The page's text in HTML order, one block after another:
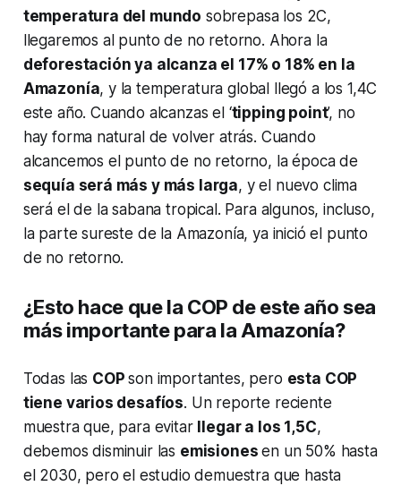
temperatura del mundo sobrepasa los 2C,
llegaremos al punto de no retorno. Ahora la
deforestación ya alcanza el 17% o 18% en la
Amazonía, y la temperatura global llegó a los 1,4C
este año. Cuando alcanzas el ‘tipping point’, no
hay forma natural de volver atrás. Cuando
alcancemos el punto de no retorno, la época de
sequía será más y más larga, y el nuevo clima
será el de la sabana tropical. Para algunos, incluso,
la parte sureste de la Amazonía, ya inició el punto
de no retorno.
¿Esto hace que la COP de este año sea
más importante para la Amazonía?
Todas las COPson importantes, pero esta COP
tiene varios desafíos. Un reporte reciente
muestra que, para evitar
llegar a los 1,5C,
debemos disminuir las emisionesen un 50% hasta
el 2030, pero el estudio demuestra que hasta